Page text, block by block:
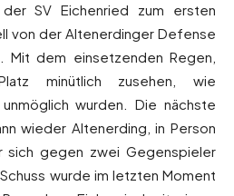
SV Eichenried zum ersten
von der Altenerdinger Defense
dem einsetzenden Regen,
minütlich zusehen, wie
wurden. Die nächste
wieder Altenerding, in Person
sich gegen zwei Gegenspieler
wurde im letzten Moment